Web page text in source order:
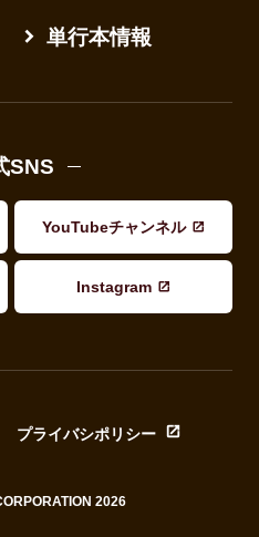
単行本情報
SNS
YouTubeチャンネル
Instagram
プライバシポリシー
2026